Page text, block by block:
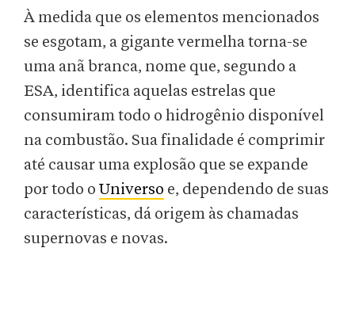
À medida que os elementos mencionados
se esgotam, a gigante vermelha torna-se
uma anã branca, nome que, segundo a
ESA, identifica aquelas estrelas que
consumiram todo o hidrogênio disponível
na combustão. Sua finalidade é comprimir
até causar uma explosão que se expande
por todo o Universo e, dependendo de suas
características, dá origem às chamadas
supernovas e novas.